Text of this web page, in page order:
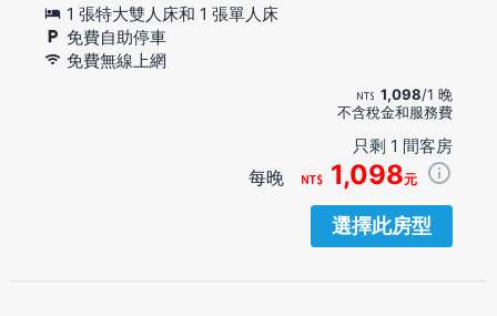
1 張特大雙人床和 1 張單人床
免費自助停車
免費無線上網
1,098/1 晚
不含稅金和服務費
只剩 1 間客房
每晚 1,098元
選擇此房型